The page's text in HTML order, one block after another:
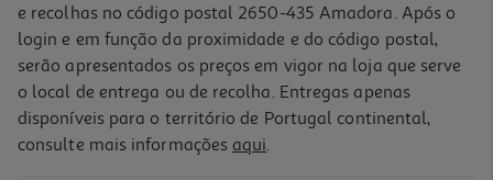
Auscultadores Gaming Razer Barracuda X Quartz Pink Wireless
e recolhas no código postal 2650-435 Amadora. Após o
login e em função da proximidade e do código postal,
serão apresentados os preços em vigor na loja que serve
o local de entrega ou de recolha. Entregas apenas
disponíveis para o território de Portugal continental,
consulte mais informações aqui.